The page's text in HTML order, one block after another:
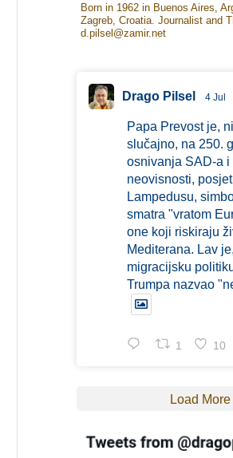
Born in 1962 in Buenos Aires,
Zagreb, Croatia. Journalist and
d.pilsel@zamir.net
Drago Pilsel 4 Jul
Papa Prevost je,
slučajno, na 250.
osnivanja SAD-a i
neovisnosti,
Lampedusu,
smatra "vratom
one koji riskiraju
Mediterana. Lav
migracijsku
Trumpa nazvao
1 10
Load More